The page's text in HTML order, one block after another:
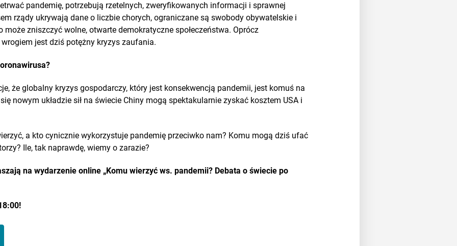
pandemię, potrzebują rzetelnych, zweryfikowanych informacji i sprawnej
rządy ukrywają dane o liczbie chorych, ograniczane są swobody obywatelskie i
może zniszczyć wolne, otwarte demokratyczne społeczeństwa. Oprócz
jest dziś potężny kryzys zaufania.
że globalny kryzys gospodarczy, który jest konsekwencją pandemii, jest komuś na
nowym układzie sił na świecie Chiny mogą spektakularnie zyskać kosztem USA i
a kto cynicznie wykorzystuje pandemię przeciwko nam? Komu mogą dziś ufać
Ile, tak naprawdę, wiemy o zarazie?
na wydarzenie online „Komu wierzyć ws. pandemii? Debata o świecie po